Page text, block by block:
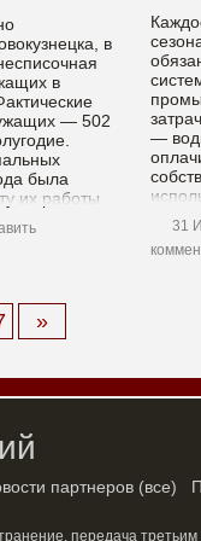
в
в
— 502
была
их работы
—
31
»
партнеров (все)
передача